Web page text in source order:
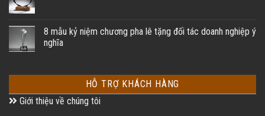
8 mẫu kỷ niệm chương pha lê tặng đối tác doanh nghiệp ý
nghĩa
HỖ TRỢ KHÁCH HÀNG
Giới thiệu về chúng tôi